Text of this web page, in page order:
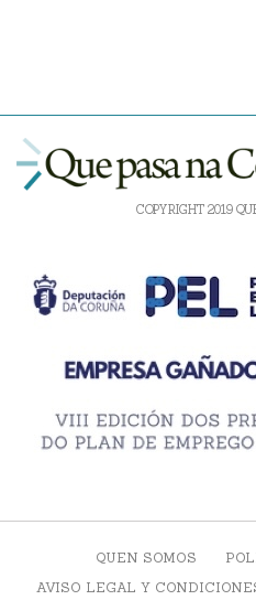
COPYRIGHT 2019
QUEN SOMOS
AVISO LEGAL Y